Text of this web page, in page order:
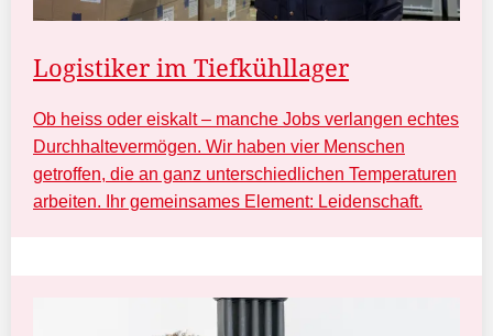
Logistiker im Tiefkühllager
Ob heiss oder eiskalt – manche Jobs verlangen echtes
Durchhaltevermögen. Wir haben vier Menschen
getroffen, die an ganz unterschiedlichen Temperaturen
arbeiten. Ihr gemeinsames Element: Leidenschaft.